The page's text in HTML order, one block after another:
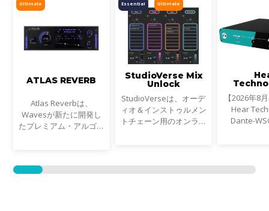
Ultimate
ATLAS REVERB
Atlas Reverbは、
Wavesが新たに開発し
たプレミアム・アルゴリ
Ultimate
Essential
StudioVerse Mix
Unlock
StudioVerseは、オーデ
ィオ＆インストゥルメン
トチェーン用のオンライ
リアルタイムに動作し、
Dante-
【2026年8
Hear
Dante-
ンパクトな
リッジで